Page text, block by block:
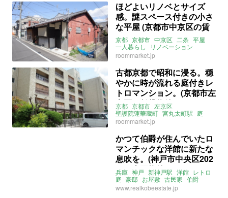
ほどよいリノベとサイズ
感。謎スペース付きの小さ
な平屋 (京都市中京区の賃
貸物件)
京都 京都市 中京区 二条 平屋
一人暮らし
リノベーション
クローゼット
ウッドデッキ
レトロ ROOMMARKET 賃貸
roommarket.jp
古都京都で昭和に浸る。穏
やかに時が流れる庭付きレ
トロマンション。(京都市左
京区の賃貸物件)
京都 京都市 左京区
聖護院蓮華蔵町 宮丸太町駅 庭
サンルーム レトロ
ライター：山中みく
ルームマーケット 賃貸
roommarket.jp
かつて伯爵が住んでいたロ
マンチックな洋館に新たな
息吹を。(神戸市中央区202
㎡の売買物件)
兵庫 神戸 新神戸駅 洋館 レトロ
庭 豪邸 お屋敷 古民家 伯爵
一軒家 サンルーム ヴィンテージ
www.realkobeestate.jp